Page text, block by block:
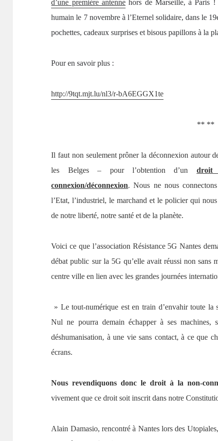
d’une première antennehors de Marseille, à Paris !
humain le 7 novembre à l’Eternel solidaire, dans le
pochettes, cadeaux surprises et bisous papillons à la
Pour en savoir plus :
http://9tqt.mjt.lu/nl3/r-bA6EGGX1te
** **
Il faut non seulement prôner la déconnexion autour
les Belges – pour l’obtention d’un droit
connexion/déconnexion. Nous ne nous
l’Etat, l’industriel, le marchand et le policier qui
de notre liberté, notre santé et de la planète.
Voici ce que l’association Résistance 5G Nantes
débat public sur la 5G qu’elle avait réussi non sans
centre ville en lien avec les grandes journées
» Le tout-numérique est en train d’envahir toute la
Nul ne pourra demain échapper à ses
déshumanisation, à une vie sans contact, à ce que
écrans.
Nous revendiquons donc le droit à la non-
vivement que ce droit soit inscrit dans notre
Alain Damasio, rencontré à Nantes lors des